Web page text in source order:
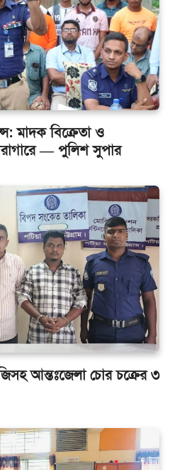
মাদক বিক্রেতা ও
— পুলিশ সুপার
আন্তঃজেলা চোর চক্রের ৩